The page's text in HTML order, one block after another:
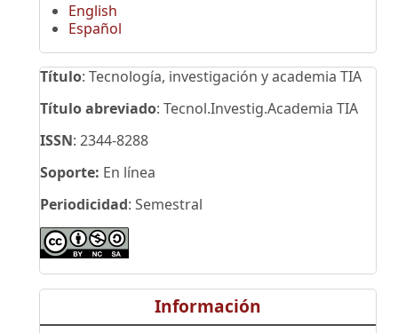
English
Español
Título: Tecnología, investigación y academia TIA
Título abreviado: Tecnol.Investig.Academia TIA
ISSN: 2344-8288
Soporte: En línea
Periodicidad: Semestral
Información